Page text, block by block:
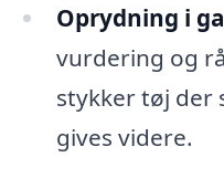
Oprydning i
vurdering og
stykker tøj der
gives videre.